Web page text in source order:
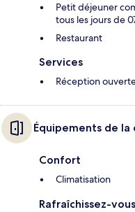
Petit déjeuner
tous les jours de
Restaurant
Services
Réception
Équipements de la
Confort
Climatisation
Rafraîchissez-vous